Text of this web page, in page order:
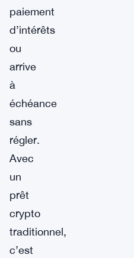
paiement
d’intérêts
ou
arrive
à
échéance
sans
régler.
Avec
un
prêt
crypto
traditionnel,
c’est